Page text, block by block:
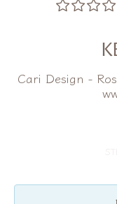
Cari Design -